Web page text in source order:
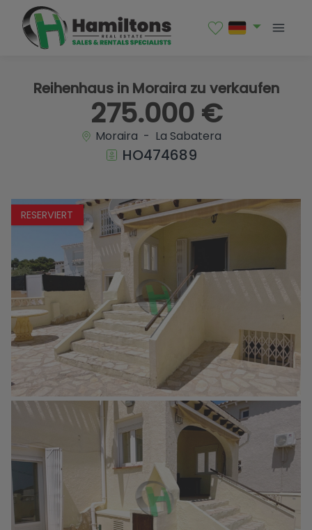
Reihenhaus in Moraira zu verkaufen
275.000 €
Moraira - La Sabatera
HO474689
RESERVIERT
1 / 23